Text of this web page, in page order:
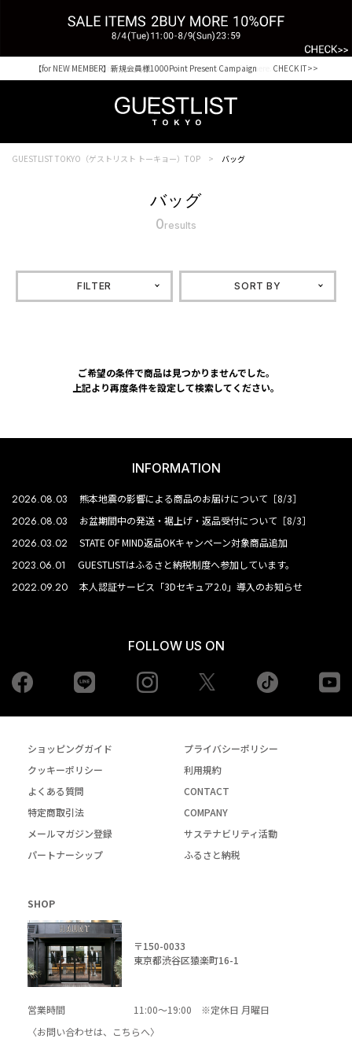
Shopping from outside Japan? Visit our Global Site here. >>
【for NEW MEMBER】新規会員様1000Point Present Campaign CHECK IT>>
GUESTLIST TOKYO（ゲストリスト トーキョー）TOP バッグ
バッグ
0results
FILTER SORT BY
ご希望の条件で商品は見つかりませんでした。
上記より再度条件を設定して検索してください。
INFORMATION
2026.08.03 熊本地震の影響による商品のお届けについて［8/3］
2026.08.03 お盆期間中の発送・裾上げ・返品受付について［8/3］
2026.03.02 STATE OF MIND返品OKキャンペーン対象商品追加
2023.06.01 GUESTLISTはふるさと納税制度へ参加しています。
2022.09.20 本人認証サービス「3Dセキュア2.0」導入のお知らせ
FOLLOW US ON
Facebook Instagram tiktok
ショッピングガイド
プライバシーポリシー
クッキーポリシー
利用規約
よくある質問
CONTACT
特定商取引法
COMPANY
メールマガジン登録
サステナビリティ活動
パートナーシップ
ふるさと納税
SHOP
〒150-0033
東京都渋谷区猿楽町16-1
営業時間
11:00～19:00 ※定休日 月曜日
〈お問い合わせは、
こちらへ〉